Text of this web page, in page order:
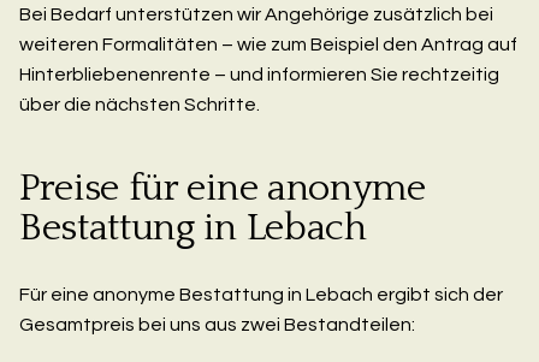
Bei Bedarf unterstützen wir Angehörige zusätzlich bei
weiteren Formalitäten – wie zum Beispiel den Antrag auf
Hinterbliebenenrente – und informieren Sie rechtzeitig
über die nächsten Schritte.
Preise für eine anonyme
Bestattung in Lebach
Für eine anonyme Bestattung in Lebach ergibt sich der
Gesamtpreis bei uns aus zwei Bestandteilen: